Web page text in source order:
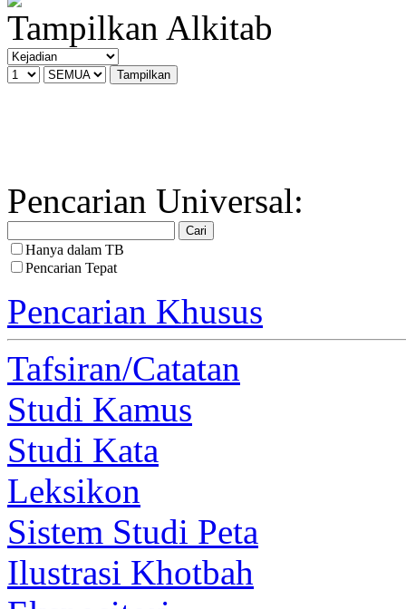
Tampilkan Alkitab
Pencarian Universal:
Hanya dalam TB
Pencarian Tepat
Pencarian Khusus
Tafsiran/Catatan
Studi Kamus
Studi Kata
Leksikon
Sistem Studi Peta
Ilustrasi Khotbah